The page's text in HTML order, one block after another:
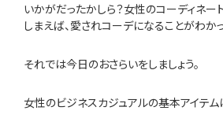
いかがだったかしら？女性のコーディネー
しまえば、愛されコーデになることがわか
それでは今日のおさらいをしましょう。
女性のビジネスカジュアルの基本アイテム